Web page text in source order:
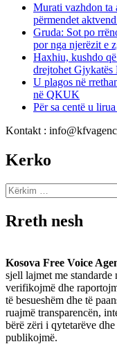
Murati vazhdon ta
përmendet
Gruda: Sot po
por nga njerëzit e
Haxhiu, kushdo
drejtohet Gjykatës
U plagos në
në QKUK
Për sa centë u
Kontakt :
Kerko
Kërko
për:
Rreth nesh
Kosova Free Voice
sjell lajmet me
verifikojmë dhe
të besueshëm dhe të
ruajmë transparencën,
bërë zëri i qytetarëve
publikojmë.